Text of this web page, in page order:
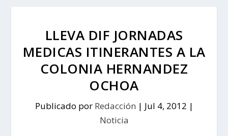
LLEVA DIF JORNADAS
MEDICAS ITINERANTES A LA
COLONIA HERNANDEZ
OCHOA
Publicado por Redacción | Jul 4, 2012 |
Noticia